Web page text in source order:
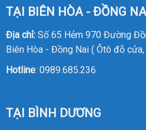
TẠI BIÊN HÒA - ĐỒNG
Địa chỉ:Số 65 Hẻm 970 Đường
Biên Hòa - Đồng Nai ( Ôtô đỗ
Hotline: 0989.685.236
TẠI BÌNH DƯƠNG